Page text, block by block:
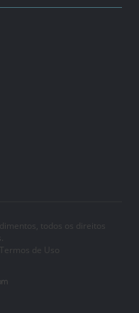
todos os direitos
de Uso